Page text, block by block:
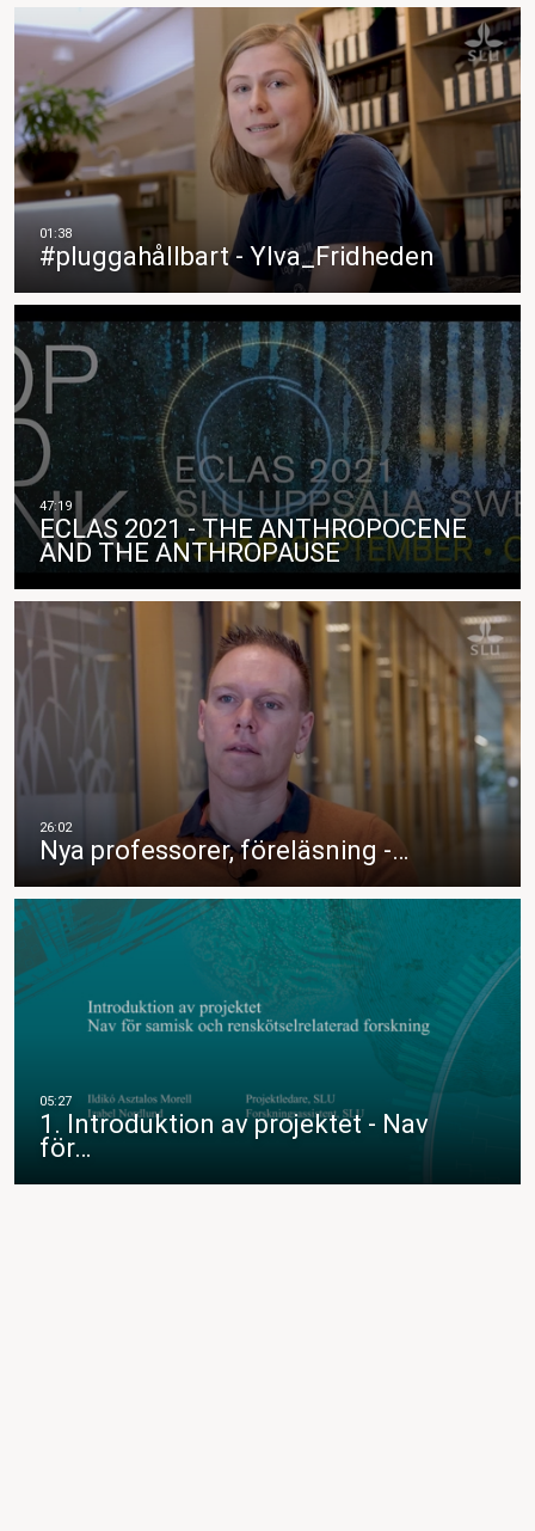
#pluggahållbart - Ylva_Fridheden
ECLAS 2021 - THE ANTHROPOCENE
AND THE ANTHROPAUSE
Nya professorer, föreläsning -…
1. Introduktion av projektet - Nav
för…